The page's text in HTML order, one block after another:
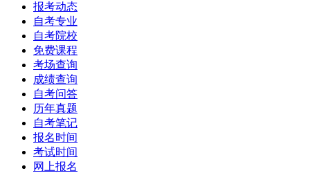
报考动态
自考专业
自考院校
免费课程
考场查询
成绩查询
自考问答
历年真题
自考笔记
报名时间
考试时间
网上报名